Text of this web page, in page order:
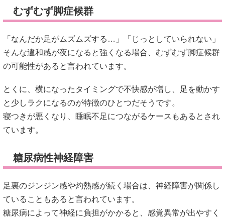
むずむず脚症候群
「なんだか足がムズムズする…」「じっとしていられない」
そんな違和感が夜になると強くなる場合、むずむず脚症候群
の可能性があると言われています。
とくに、横になったタイミングで不快感が増し、足を動かす
と少しラクになるのが特徴のひとつだそうです。
寝つきが悪くなり、睡眠不足につながるケースもあるとされ
ています。
糖尿病性神経障害
足裏のジンジン感や灼熱感が続く場合は、神経障害が関係し
ていることもあると言われています。
糖尿病によって神経に負担がかかると、感覚異常が出やすく